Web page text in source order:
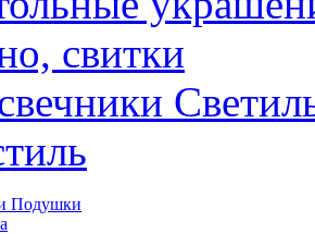
свитки
Подушки